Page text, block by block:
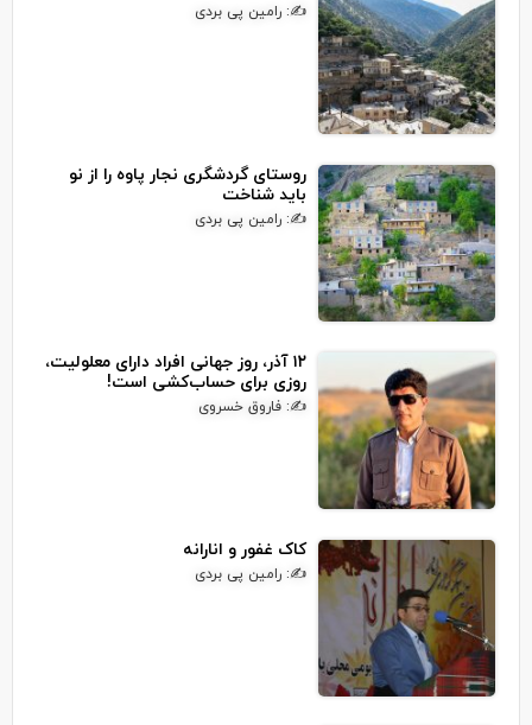
✍: رامین پی بردی
روستای گردشگری نجار پاوه را از نو
باید شناخت
✍: رامین پی بردی
۱۲ آذر، روز جهانی افراد دارای معلولیت،
روزی برای حساب‌کشی است!
✍: فاروق خسروی
کاک غفور و انارانه
✍: رامین پی بردی